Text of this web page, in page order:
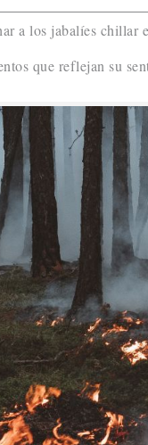
a los jabalíes chillar
que reflejan su